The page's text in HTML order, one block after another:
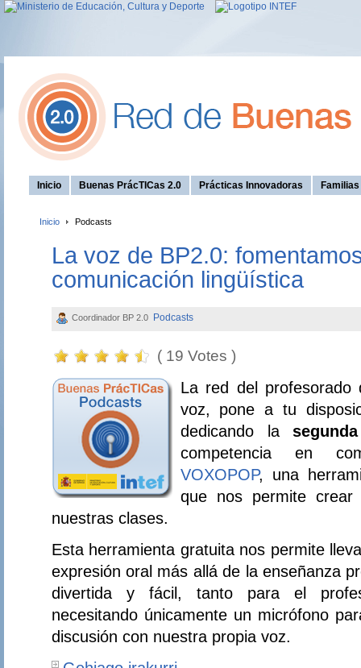
Inicio Buenas PrácTICas 2.0 Prácticas Innovadoras
Inicio Podcasts
La voz de BP2.0:
comunicación lingüística
Coordinador BP 2.0 Podcasts
( 19 Votes )
La red del
voz, pone a tu
dedicando la
competencia en
VOXOPOP, una
que nos permite
nuestras clases.
Esta herramienta gratuita nos permite
expresión oral más allá de la enseñanza
divertida y fácil, tanto para el
necesitando únicamente un micrófono
discusión con nuestra propia voz.